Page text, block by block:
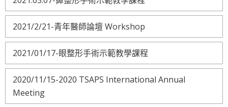
2021/2/21-青年醫師論壇 Workshop
2021/01/17-眼整形手術示範教學課程
2020/11/15-2020 TSAPS International Annual
Meeting